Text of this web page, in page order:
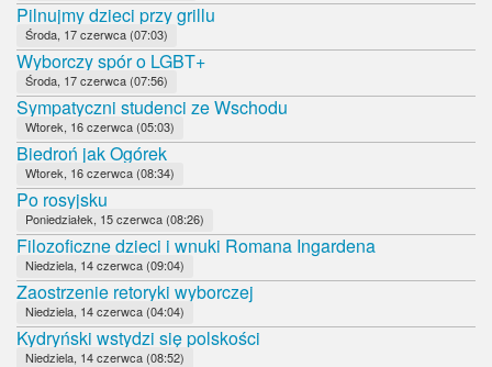
Pilnujmy dzieci przy grillu
Środa, 17 czerwca (07:03)
Wyborczy spór o LGBT+
Środa, 17 czerwca (07:56)
Sympatyczni studenci ze Wschodu
Wtorek, 16 czerwca (05:03)
Biedroń jak Ogórek
Wtorek, 16 czerwca (08:34)
Po rosyjsku
Poniedziałek, 15 czerwca (08:26)
Filozoficzne dzieci i wnuki Romana Ingardena
Niedziela, 14 czerwca (09:04)
Zaostrzenie retoryki wyborczej
Niedziela, 14 czerwca (04:04)
Kydryński wstydzi się polskości
Niedziela, 14 czerwca (08:52)